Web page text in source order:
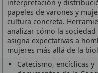
Catecismo, encíclicas y
documentos de la
para la Educación y la
laFe.
Amoris Laetitia
Dignitas Infinita
Catecismo
Congregación para la